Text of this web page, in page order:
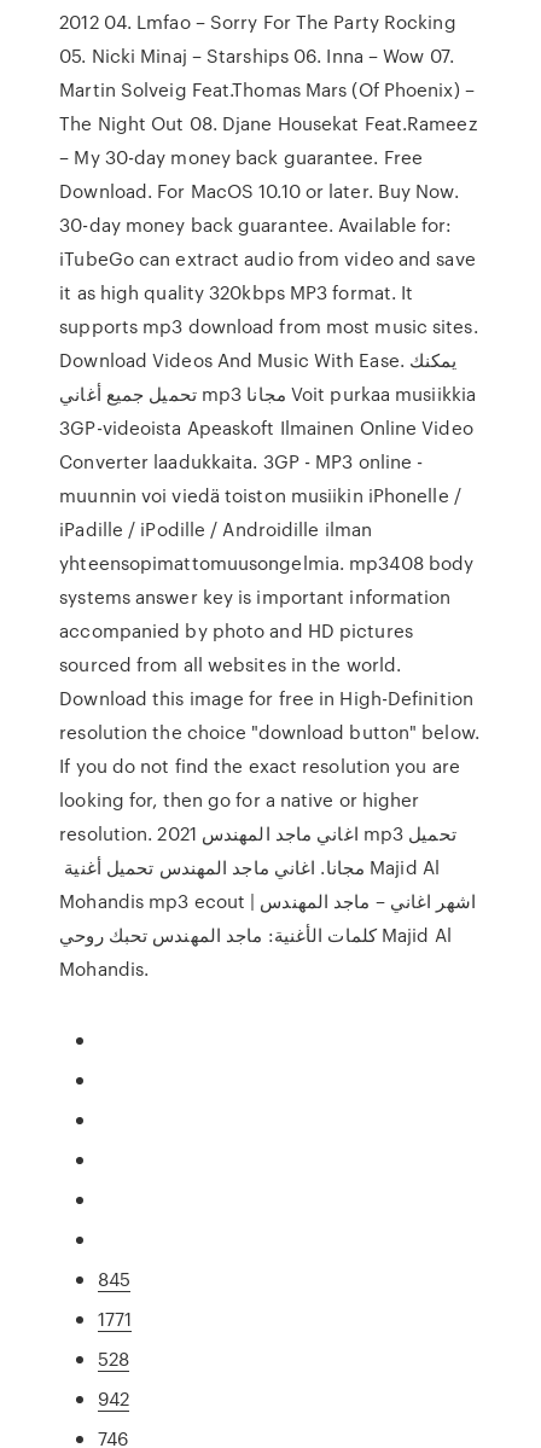
2012 04. Lmfao – Sorry For The Party Rocking
05. Nicki Minaj – Starships 06. Inna – Wow 07.
Martin Solveig Feat.Thomas Mars (Of Phoenix) –
The Night Out 08. Djane Housekat Feat.Rameez
– My 30-day money back guarantee. Free
Download. For MacOS 10.10 or later. Buy Now.
30-day money back guarantee. Available for:
iTubeGo can extract audio from video and save
it as high quality 320kbps MP3 format. It
supports mp3 download from most music sites.
Download Videos And Music With Ease. يمكنك
تحميل جميع أغاني mp3 مجانا Voit purkaa musiikkia
3GP-videoista Apeaskoft Ilmainen Online Video
Converter laadukkaita. 3GP - MP3 online -
muunnin voi viedä toiston musiikin iPhonelle /
iPadille / iPodille / Androidille ilman
yhteensopimattomuusongelmia. mp3408 body
systems answer key is important information
accompanied by photo and HD pictures
sourced from all websites in the world.
Download this image for free in High-Definition
resolution the choice "download button" below.
If you do not find the exact resolution you are
looking for, then go for a native or higher
resolution. اغاني ماجد المهندس 2021 mp3 تحميل
مجانا. اغاني ماجد المهندس تحميل أغنية ‏ Majid Al
Mohandis‏ mp3 ecout | اشهر اغاني – ماجد المهندس
كلمات الأغنية: ماجد المهندس تحبك روحي Majid Al
Mohandis‏.
845
1771
528
942
746